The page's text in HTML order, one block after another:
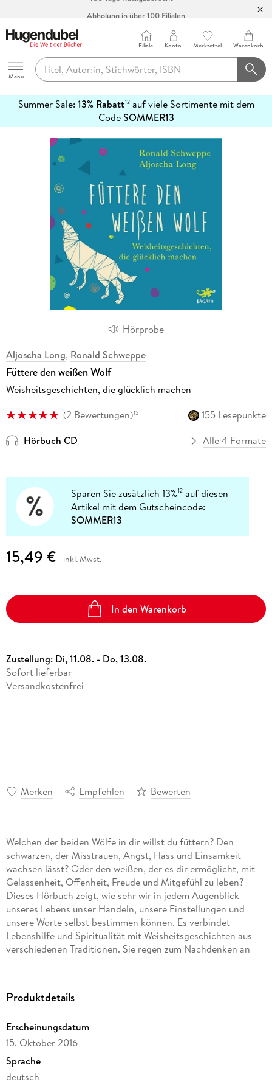
Hugendubel
Menu
Filiale Konto Merkzettel Warenkorb
Summer Sale: 13% Rabatt12auf viele Sortimente mit dem
CodeSOMMER13
erfahren
Hörprobe
Aljoscha Long, Ronald Schweppe
Füttere den weißen Wolf
Weisheitsgeschichten, die glücklich machen
(2 Bewertungen)15
155 Lesepunkte
Hörbuch CD
Alle 4 Formate
Sparen Sie zusätzlich 13%12 auf diesen
Artikel mit dem Gutscheincode:
SOMMER13
15,49 € inkl. Mwst.
In den Warenkorb
Zustellung: Di, 11.08. - Do, 13.08.
Sofort lieferbar
Versandkostenfrei
Merken Empfehlen Bewerten
Welchen der beiden Wölfe in dir willst du füttern? Den
schwarzen, der Misstrauen, Angst, Hass und Einsamkeit
wachsen lässt? Oder den weißen, der es dir ermöglicht, mit
Gelassenheit, Offenheit, Freude und Mitgefühl zu leben?
Dieses Hörbuch zeigt, wie sehr wir in jedem Augenblick
unseres Lebens unser Handeln, unsere Einstellungen und
unsere Worte selbst bestimmen können. Es verbindet
Lebenshilfe und Spiritualität mit Weisheitsgeschichten aus
verschiedenen Traditionen. Sie regen zum Nachdenken an
schwarzen, der Misstrauen, Angst, Hass und Einsamkeit
Gelassenheit, Offenheit, Freude und Mitgefühl zu leben?
Dieses Hörbuch zeigt, wie sehr wir in jedem Augenblick
unseres Lebens unser Handeln, unsere Einstellungen und
unsere Worte selbst bestimmen können. Es verbindet
Lebenshilfe und Spiritualität mit Weisheitsgeschichten aus
Produktdetails
Erscheinungsdatum
15. Oktober 2016
Sprache
deutsch